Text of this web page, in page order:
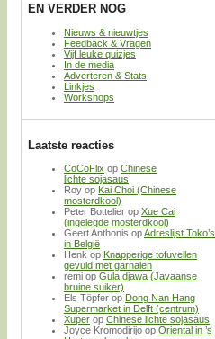
EN VERDER NOG
Nieuws & nieuwtjes
Feedback & Vragen
Vijf leuke quizjes
In de media
Adverteren & Stats
Linkjes
Workshops
Laatste reacties
CoCoFlix op Chinese
lichte sojasaus
Roy op Kai Choi (Chinese
mosterdkool)
Peter Bottelier op Xue Cai
(ingelegde mosterdkool)
Geert Anthonis opAdreslijst Toko’s
in België
Henk op Knapperige tofuvellen
gevuld met garnalen
remi op Gula djawa (Javaanse
bruine suiker)
Els Töpfer op Dong Nan Hang
Supermarket in Delft (centrum)
Xuper op Chinese lichte sojasaus
Joyce Kromodirijo op Oriental in ’s